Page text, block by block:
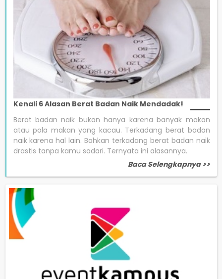
Kenali 6 Alasan Berat Badan Naik Mendadak!
Berat badan naik bukan hanya karena banyak makan
atau pola makan yang kacau. Terkadang berat badan
naik karena hal lain. Bahkan terkadang berat badan naik
drastis tanpa kamu sadari. Ternyata ini alasannya.
Baca Selengkapnya >>